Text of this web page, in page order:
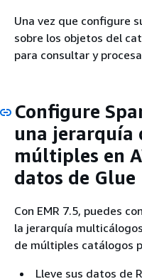
Una vez que configure
sobre los objetos del
para consultar y
Configure
una jerarquía
múltiples en
datos de Glue
Con EMR 7.5, puedes
la jerarquía
de múltiples catálogos
Lleve sus datos de